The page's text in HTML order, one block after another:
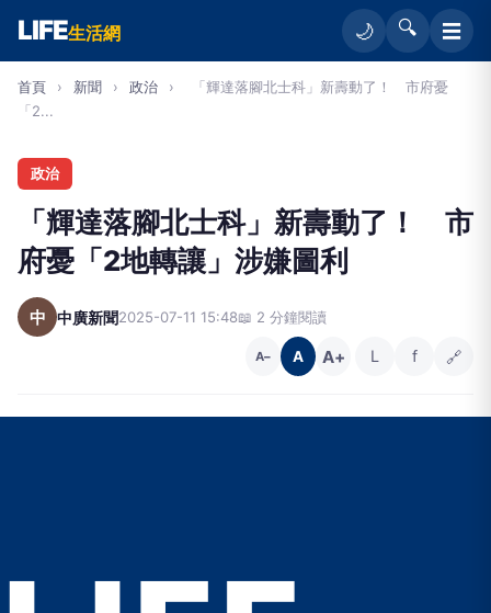
LIFE生活網 🌙 🔍 ☰
首頁 › 新聞 › 政治 ›
「輝達落腳北士科」新壽動了！ 市府憂
「2...
政治
「輝達落腳北士科」新壽動了！ 市
府憂「2地轉讓」涉嫌圖利
中 中廣新聞2025-07-11 15:48📖 2 分鐘閱讀
A− A A+ L f 🔗